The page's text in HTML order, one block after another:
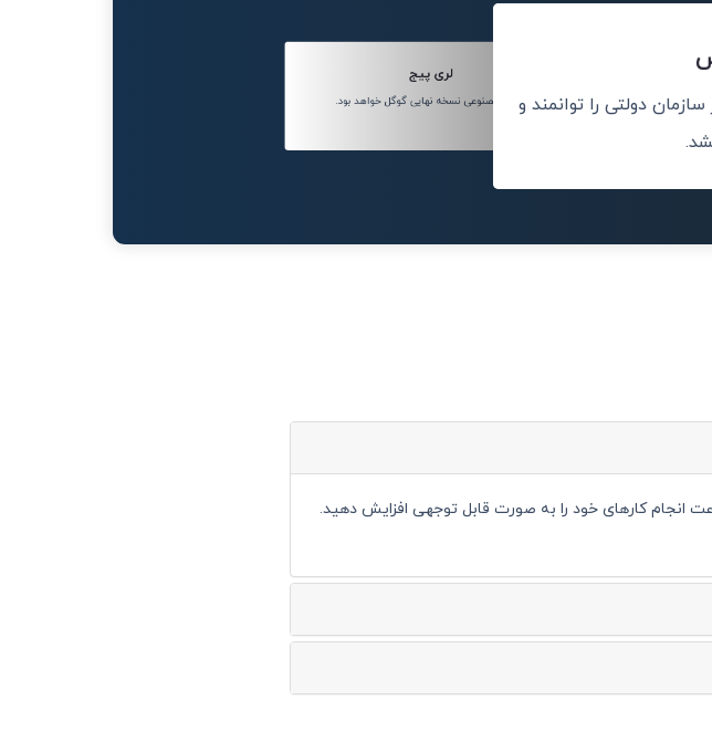
دولتی را توانمند و
لری پیج
هوش مصنوعی نسخه نهایی گوگل خواهد بود.